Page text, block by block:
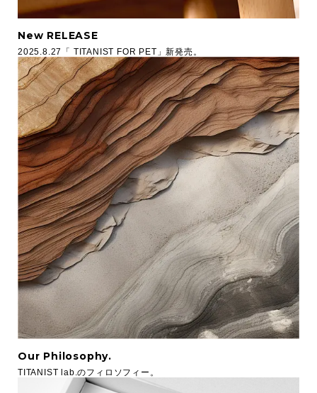
New RELEASE
2025.8.27「 TITANIST FOR PET」新発売。
Our Philosophy.
TITANIST lab.のフィロソフィー。